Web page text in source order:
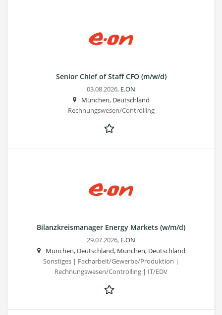
Senior Chief of Staff CFO (m/w/d)
03.08.2026, E.ON
München, Deutschland
Rechnungswesen/Controlling
Bilanzkreismanager Energy Markets (w/m/d)
29.07.2026, E.ON
München, Deutschland, München, Deutschland
Sonstiges | Facharbeit/Gewerbe/Produktion |
Rechnungswesen/Controlling | IT/EDV